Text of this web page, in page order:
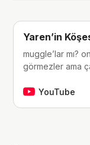
Yaren’in
muggle’lar mı?
görmezler ama
çocukluğumdan
YouTube